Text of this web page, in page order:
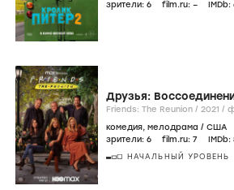
зрители: 6 film.ru: – IMDb:
Друзья:
Friends: The Reunion / 2021 /
комедия, мелодрама / США
зрители: 6 film.ru: 7 IMDb:
НАЧАЛЬНЫЙ УРОВЕНЬ